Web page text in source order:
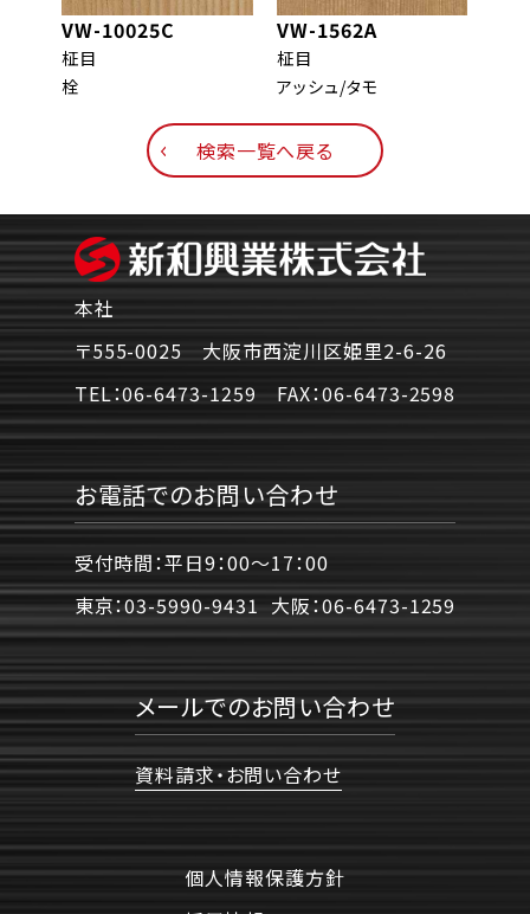
VW-10025C
柾目
栓
VW-1562A
柾目
アッシュ/タモ
検索一覧へ戻る
本社
〒555-0025 大阪市西淀川区姫里2-6-26
TEL：06-6473-1259 FAX：06-6473-2598
お電話でのお問い合わせ
受付時間：平日9：00〜17：00
東京：03-5990-9431 大阪：06-6473-1259
メールでのお問い合わせ
資料請求・お問い合わせ
個人情報保護方針